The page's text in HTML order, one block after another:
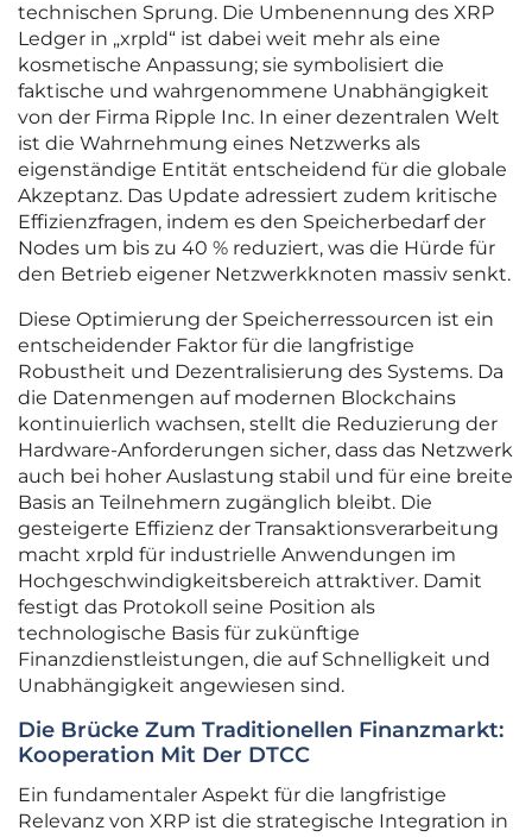
technischen Sprung. Die Umbenennung des XRP
Ledger in „xrpld“ ist dabei weit mehr als eine
kosmetische Anpassung; sie symbolisiert die
faktische und wahrgenommene Unabhängigkeit
von der Firma Ripple Inc. In einer dezentralen Welt
ist die Wahrnehmung eines Netzwerks als
eigenständige Entität entscheidend für die globale
Akzeptanz. Das Update adressiert zudem kritische
Effizienzfragen, indem es den Speicherbedarf der
Nodes um bis zu 40 % reduziert, was die Hürde für
den Betrieb eigener Netzwerkknoten massiv senkt.
Diese Optimierung der Speicherressourcen ist ein
entscheidender Faktor für die langfristige
Robustheit und Dezentralisierung des Systems. Da
die Datenmengen auf modernen Blockchains
kontinuierlich wachsen, stellt die Reduzierung der
Hardware-Anforderungen sicher, dass das Netzwerk
auch bei hoher Auslastung stabil und für eine breite
Basis an Teilnehmern zugänglich bleibt. Die
gesteigerte Effizienz der Transaktionsverarbeitung
macht xrpld für industrielle Anwendungen im
Hochgeschwindigkeitsbereich attraktiver. Damit
festigt das Protokoll seine Position als
technologische Basis für zukünftige
Finanzdienstleistungen, die auf Schnelligkeit und
Unabhängigkeit angewiesen sind.
Die Brücke Zum Traditionellen Finanzmarkt:
Kooperation Mit Der DTCC
Ein fundamentaler Aspekt für die langfristige
Relevanz von XRP ist die strategische Integration in